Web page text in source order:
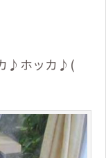
♪ホッカ♪(